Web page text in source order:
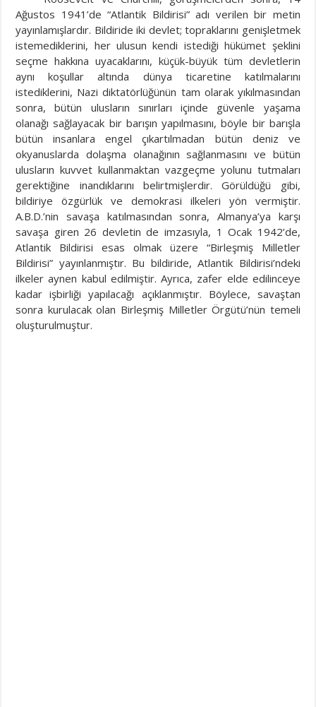
Ağustos 1941’de “Atlantik Bildirisi” adı verilen bir metin
yayınlamışlardır. Bildiride iki devlet; topraklarını genişletmek
istemediklerini, her ulusun kendi istediği hükümet şeklini
seçme hakkına uyacaklarını, küçük-büyük tüm devletlerin
aynı koşullar altında dünya ticaretine katılmalarını
istediklerini, Nazi diktatörlüğünün tam olarak yıkılmasından
sonra, bütün ulusların sınırları içinde güvenle yaşama
olanağı sağlayacak bir barışın yapılmasını, böyle bir barışla
bütün insanlara engel çıkartılmadan bütün deniz ve
okyanuslarda dolaşma olanağının sağlanmasını ve bütün
ulusların kuvvet kullanmaktan vazgeçme yolunu tutmaları
gerektiğine inandıklarını belirtmişlerdir. Görüldüğü gibi,
bildiriye özgürlük ve demokrasi ilkeleri yön vermiştir.
A.B.D.’nin savaşa katılmasından sonra, Almanya’ya karşı
savaşa giren 26 devletin de imzasıyla, 1 Ocak 1942’de,
Atlantik Bildirisi esas olmak üzere “Birleşmiş Milletler
Bildirisi” yayınlanmıştır. Bu bildiride, Atlantik Bildirisi’ndeki
ilkeler aynen kabul edilmiştir. Ayrıca, zafer elde edilinceye
kadar işbirliği yapılacağı açıklanmıştır. Böylece, savaştan
sonra kurulacak olan Birleşmiş Milletler Örgütü’nün temeli
oluşturulmuştur.